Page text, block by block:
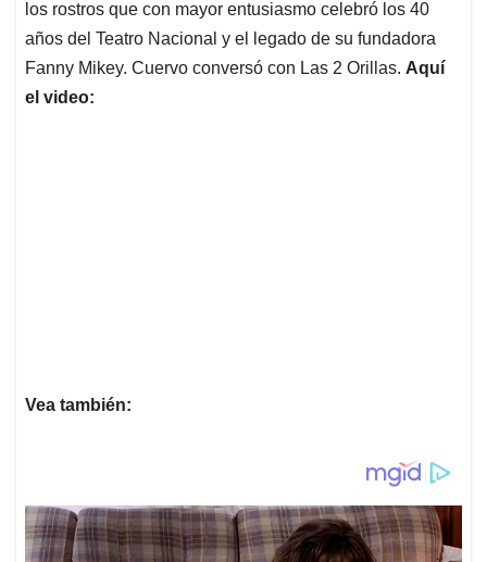
los rostros que con mayor entusiasmo celebró los 40
años del Teatro Nacional y el legado de su fundadora
Fanny Mikey. Cuervo conversó con Las 2 Orillas. Aquí
el video:
Vea también: